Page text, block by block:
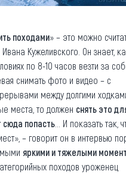
походами» – это можно
Кужеливского. Он знает,
по 8-10 часов везти за
снимать фото и видео – с
между долгими
места, то должен снять это
сюда попасть ... И показать так,
– говорит он в интервью
яркими и тяжелыми
походов уроженец